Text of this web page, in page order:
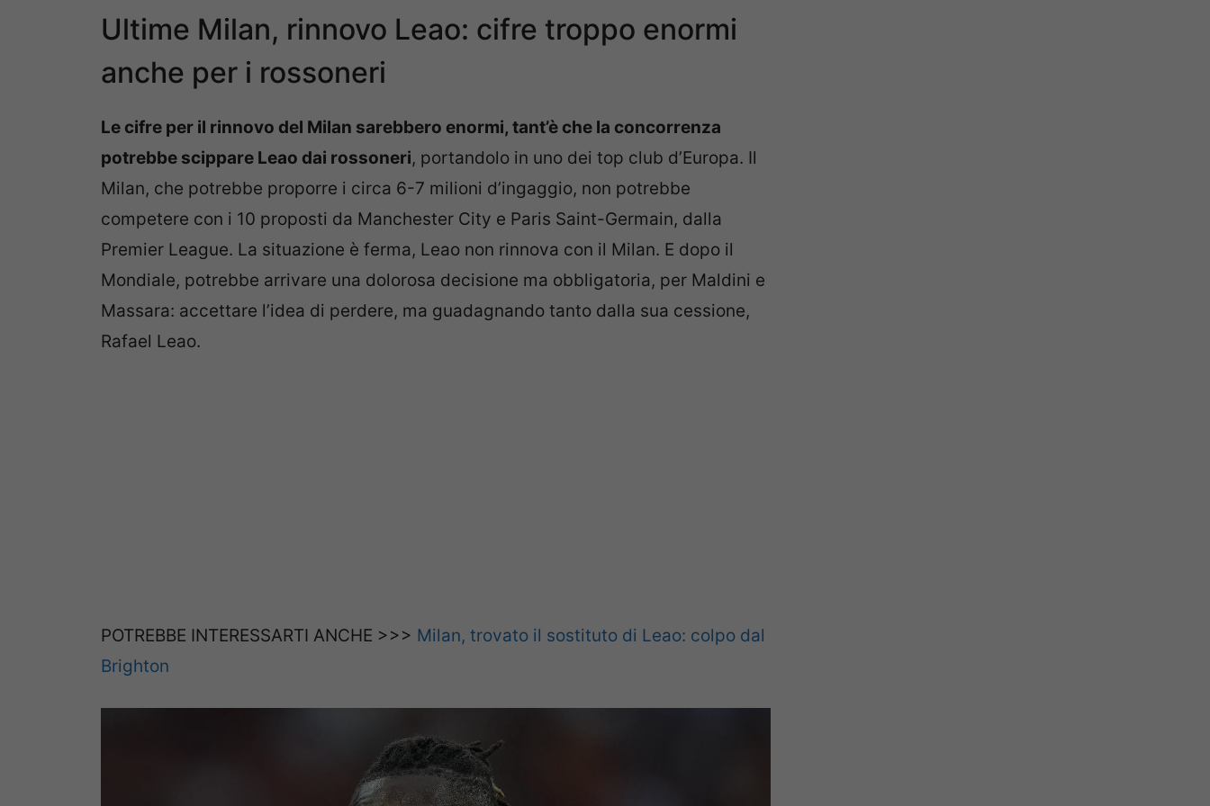
Ultime Milan, rinnovo Leao: cifre troppo enormi
anche per i rossoneri
Le cifre per il rinnovo del Milan sarebbero enormi, tant’è che la concorrenza
potrebbe scippare Leao dai rossoneri, portandolo in uno dei top club d’Europa. Il
Milan, che potrebbe proporre i circa 6-7 milioni d’ingaggio, non potrebbe
competere con i 10 proposti da Manchester City e Paris Saint-Germain, dalla
Premier League. La situazione è ferma, Leao non rinnova con il Milan. E dopo il
Mondiale, potrebbe arrivare una dolorosa decisione ma obbligatoria, per Maldini e
Massara: accettare l’idea di perdere, ma guadagnando tanto dalla sua cessione,
Rafael Leao.
POTREBBE INTERESSARTI ANCHE >>> Milan, trovato il sostituto di Leao: colpo dal
Brighton